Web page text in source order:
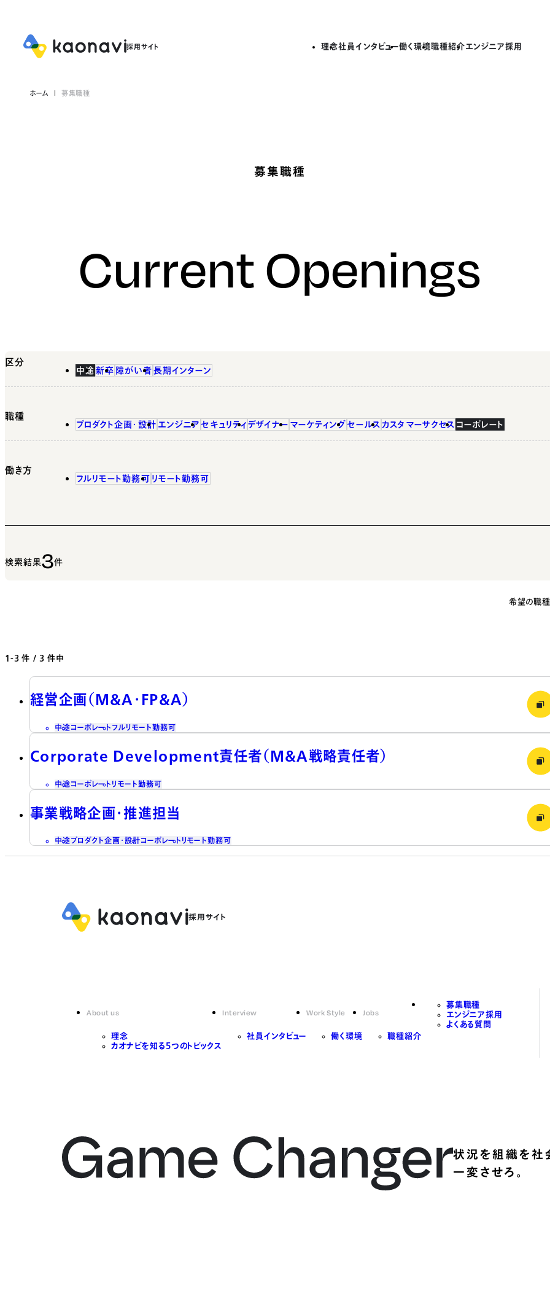
理念社員インタビュー働く環境職種紹介エンジニア採用
ホーム 募集職種
募集職種
Current Openings
区分
中途 新卒 障がい者 長期インターン
職種
プロダクト企画・設計 エンジニア セキュリティ デザイナー マーケティング セールス カスタマーサクセス コーポレート
働き方
フルリモート勤務可 リモート勤務可
検索結果3件
希望の職
1-3 件 / 3 件中
経営企画（M&A・FP&A）
中途コーポレート フルリモート勤務可
Corporate Development責任者（M&A戦略責任者）
中途コーポレート リモート勤務可
事業戦略企画・推進担当
中途プロダクト企画・設計コーポレート リモート勤務可
About us
理念
カオナビを知る5つのトピックス
Interview
社員インタビュー
Work Style
働く環境
Jobs
職種紹介
募集職種
エンジニア採用
よくある質問
状況を組織を社
一変させろ。